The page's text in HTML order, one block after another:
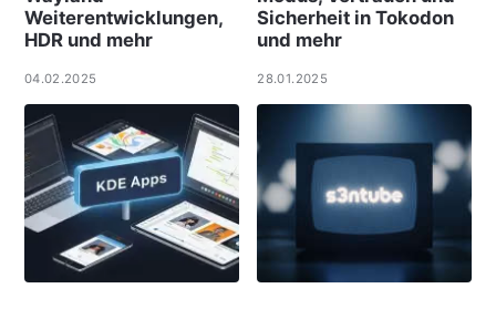
Weiterentwicklungen,
HDR und mehr
04.02.2025
Sicherheit in Tokodon
und mehr
28.01.2025